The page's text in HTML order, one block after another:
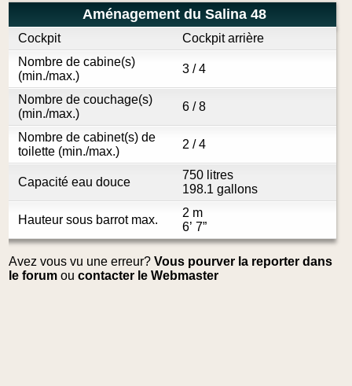
Aménagement du Salina 48
Cockpit
Cockpit arrière
Nombre de cabine(s)
(min./max.)
3 / 4
Nombre de couchage(s)
(min./max.)
6 / 8
Nombre de cabinet(s) de
toilette (min./max.)
2 / 4
Capacité eau douce
750 litres
198.1 gallons
Hauteur sous barrot max.
2 m
6’ 7”
Avez vous vu une erreur?Vous pourver la reporter dans
le forum oucontacter le Webmaster